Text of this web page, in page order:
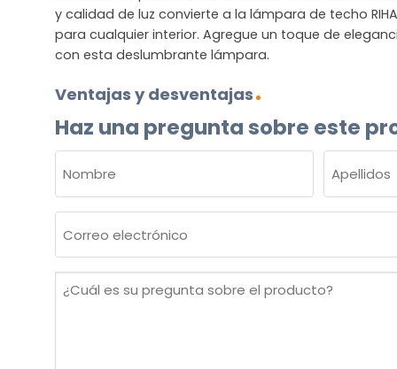
y calidad de luz convierte a la lámpara de techo
para cualquier interior. Agregue un toque de
con esta deslumbrante lámpara.
Ventajas y desventajas
Haz una pregunta sobre este
(OBLIGATORIO)
Nombre Apellidos
electrónico
¿Cuál